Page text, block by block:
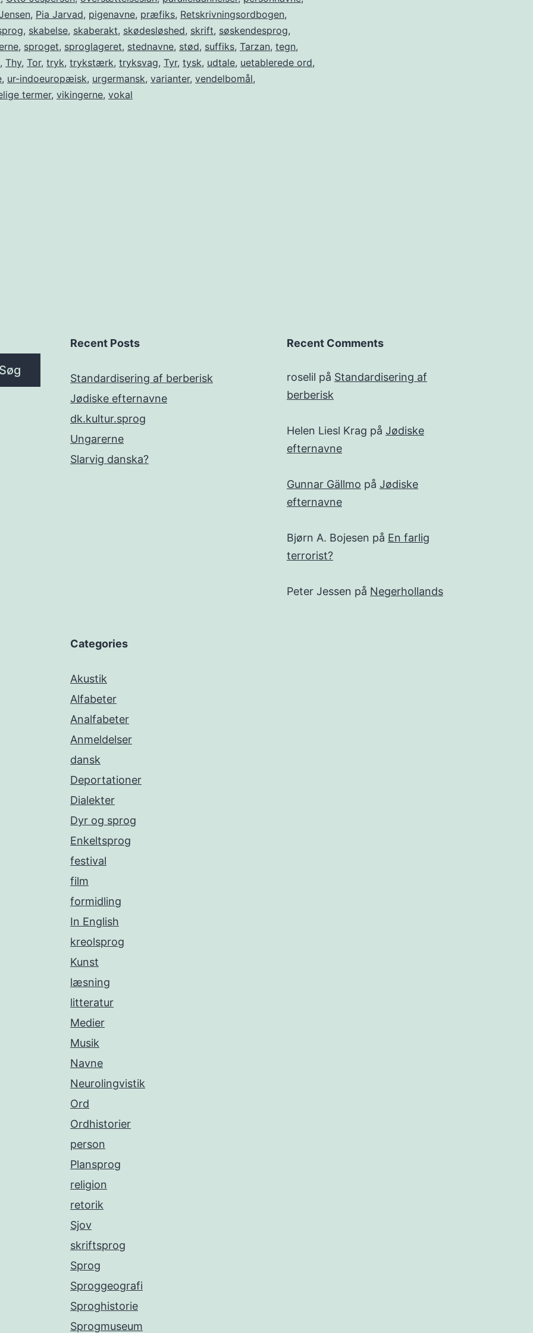
, Pia Jarvad, pigenavne, præfiks, Retskrivningsordbogen,
, skabelse, skaberakt, skødesløshed, skrift, søskendesprog,
, sproget, sproglageret, stednavne, stød, suffiks, Tarzan, tegn,
, Thy, Tor, tryk, trykstærk, tryksvag, Tyr, tysk, udtale, uetablerede ord,
, ur-indoeuropæisk, urgermansk, varianter, vendelbomål,
termer, vikingerne, vokal
Recent Posts
Standardisering af berberisk
Jødiske efternavne
dk.kultur.sprog
Ungarerne
Slarvig danska?
Recent Comments
roselil på Standardisering af
berberisk
Helen Liesl Krag på Jødiske
efternavne
Gunnar Gällmo på Jødiske
efternavne
Bjørn A. Bojesen på En farlig
terrorist?
Peter Jessen på Negerhollands
Categories
Akustik
Alfabeter
Analfabeter
Anmeldelser
dansk
Deportationer
Dialekter
Dyr og sprog
Enkeltsprog
festival
film
formidling
In English
kreolsprog
Kunst
læsning
litteratur
Medier
Musik
Navne
Neurolingvistik
Ord
Ordhistorier
person
Plansprog
religion
retorik
Sjov
skriftsprog
Sprog
Sproggeografi
Sproghistorie
Sprogmuseum